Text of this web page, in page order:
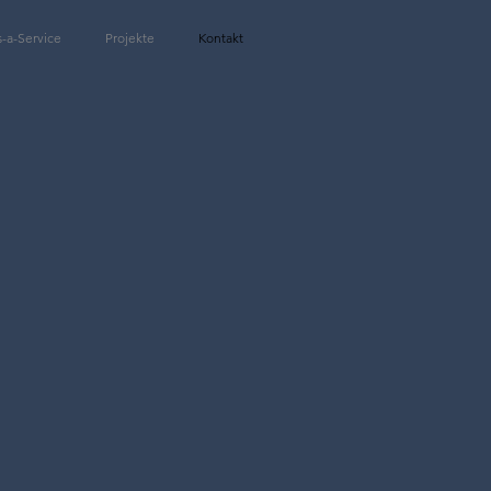
a-Service Projekte Kontakt